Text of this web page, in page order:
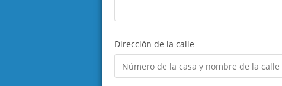
Dirección de la calle